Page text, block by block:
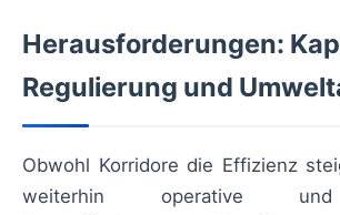
Herausforderungen:
Regulierung und
Obwohl Korridore die Effizienz
weiterhin operative